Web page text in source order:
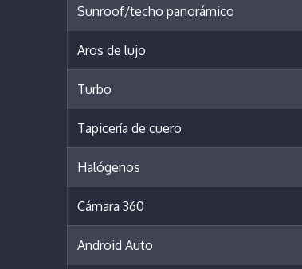
Sunroof/techo panorámico
Aros de lujo
Turbo
Tapicería de cuero
Halógenos
Cámara 360
Android Auto